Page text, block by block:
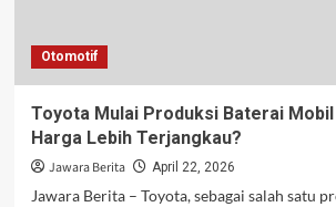
Otomotif
Toyota Mulai Produksi Baterai
Harga Lebih Terjangkau?
Jawara Berita April 22, 2026
Jawara Berita – Toyota, sebagai salah satu